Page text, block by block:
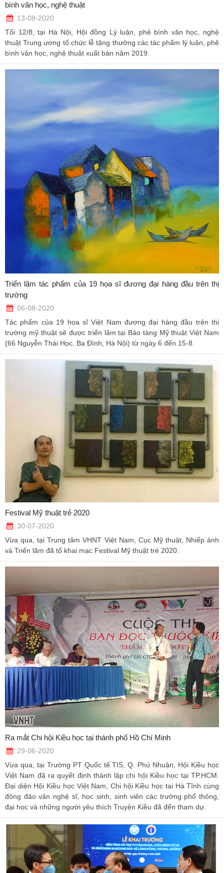
bình văn học, nghệ thuật
13-08-2020
Tối 12/8, tại Hà Nội, Hội đồng Lý luận, phê bình văn học, nghệ
thuật Trung ương tổ chức lễ tặng thưởng các tác phẩm lý luận, phê
bình văn học, nghệ thuật xuất bản năm 2019.
Triển lãm tác phẩm của 19 họa sĩ đương đại hàng đầu trên thị
trường
06-08-2020
Tác phẩm của 19 họa sĩ Việt Nam đương đại hàng đầu trên thị
trường mỹ thuật sẽ được triển lãm tại Bảo tàng Mỹ thuật Việt Nam
(66 Nguyễn Thái Học, Ba Đình, Hà Nội) từ ngày 6 đến 15-8.
Festival Mỹ thuật trẻ 2020
30-07-2020
Vừa qua, tại Trung tâm VHNT Việt Nam, Cục Mỹ thuật, Nhiếp ảnh
và Triển lãm đã tổ khai mạc Festival Mỹ thuật trẻ 2020.
Ra mắt Chi hội Kiều học tại thành phố Hồ Chí Minh
29-06-2020
Vừa qua, tại Trường PT Quốc tế TIS, Q. Phú Nhuận, Hội Kiều học
Việt Nam đã ra quyết định thành lập chi hội Kiều học tại TP.HCM.
Đại diện Hội Kiều học Việt Nam, Chi hội Kiều học tại Hà Tĩnh cùng
đông đảo văn nghệ sĩ, học sinh, sinh viên các trường phổ thông,
đại học và những người yêu thích Truyện Kiều đã đến tham dự.